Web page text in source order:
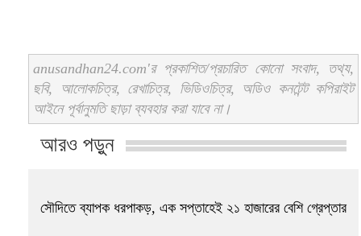
anusandhan24.com'র প্রকাশিত/প্রচারিত কোনো সংবাদ, তথ্য,
ছবি, আলোকচিত্র, রেখাচিত্র, ভিডিওচিত্র, অডিও কনটেন্ট কপিরাইট
আইনে পূর্বানুমতি ছাড়া ব্যবহার করা যাবে না।
আরও পড়ুন
সৌদিতে ব্যাপক ধরপাকড়, এক সপ্তাহেই ২১ হাজারের বেশি গ্রেপ্তার